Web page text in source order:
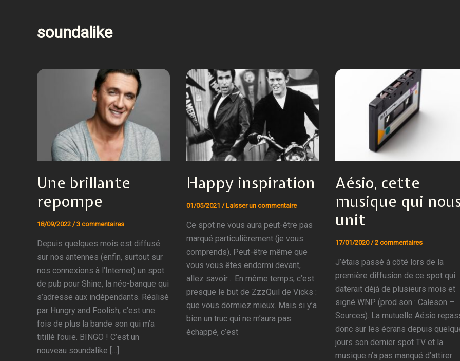
soundalike
Une brillante
repompe
18/09/2022 /3 commentaires
Depuis quelques mois est diffusé
sur nos antennes (enfin, surtout sur
nos connexions à l’Internet) un spot
de pub pour Shine, la néo-banque qui
s’adresse aux indépendants. Réalisé
par Hungry and Foolish, c’est une
fois de plus la bande son qui m’a
titillé l’ouïe. BINGO ! C’est un
nouveau soundalike […]
Happy inspiration
01/05/2021 / Laisser un commentaire
Ce spot ne vous aura peut-être pas
marqué particulièrement (je vous
comprends). Peut-être même que
vous vous êtes endormi devant,
allez savoir… En même temps, c’est
presque le but de ZzzQuil de Vicks :
que vous dormiez mieux. Mais si y’a
bien un truc qui ne m’aura pas
échappé, c’est
Aésio, cette
musique qui
unit
17/01/2020/2 commentaires
J’étais passé à côté lors de la
première diffusion de ce spot qui
daterait déjà de plusieurs mois et
signé WNP (prod son : Caleson –
Sources). La mutuelle Aésio
donc sur les écrans depuis
jours son dernier spot TV et la
musique n’a pas manqué d’attirer